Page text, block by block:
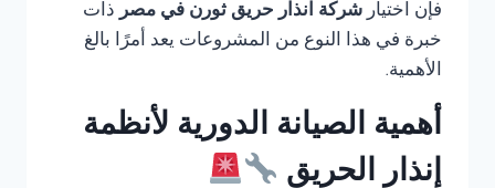
فإن اختيار شركة انذار حريق ثورن في مصر ذات
خبرة في هذا النوع من المشروعات يعد أمرًا بالغ
الأهمية.
أهمية الصيانة الدورية لأنظمة
إنذار الحريق